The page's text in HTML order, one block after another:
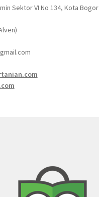
Sektor VI No 134, Kota Bogor